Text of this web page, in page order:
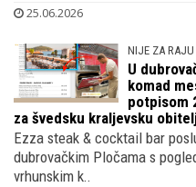
25.06.2026
NIJE ZA
U
komad
potpisom
za švedsku kraljevsku
Ezza steak & cocktail bar
dubrovačkim Pločama s
vrhunskim k..